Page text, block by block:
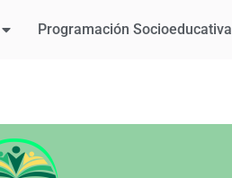
Programación Socioeducativa